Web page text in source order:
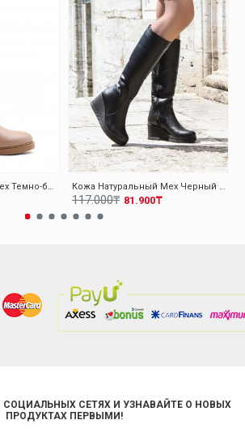
Кожа Натуральный Мех Темно-бежевый Женская Выше Колена Сапоги 010YZA8179 Кожа Натуральный Мех Черный Женская На Танкетке Сапоги 064KZA1006
81.900₸
117.000₸
СОЦИАЛЬНЫХ СЕТЯХ И УЗНАВАЙТЕ О НОВЫХ
ПРОДУКТАХ ПЕРВЫМИ!